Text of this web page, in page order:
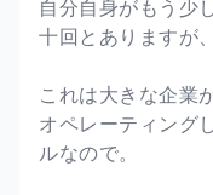
自分自身がもう少
十回とありますが
これは大きな企業
オペレーティング
ルなので。